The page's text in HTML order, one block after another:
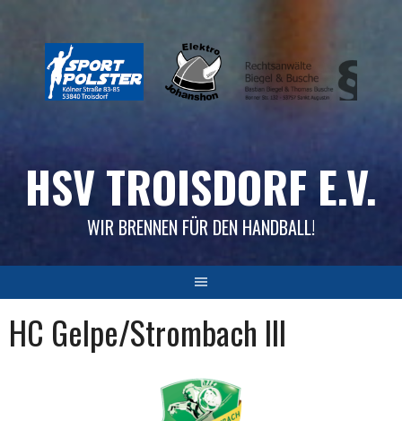
HSV TROISDORF E.V.
WIR BRENNEN FÜR DEN HANDBALL!
HC Gelpe/Strombach III